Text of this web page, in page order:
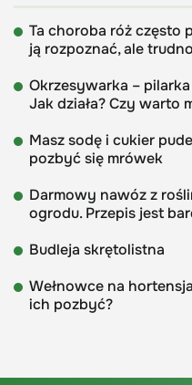
Ta choroba róż często
ją rozpoznać, ale
Okrzesywarka –
Jak działa? Czy warto
Masz sodę i cukier
pozbyć się mrówek
Darmowy nawóz z
ogrodu. Przepis jest
Budleja skrętolistna
Wełnowce na
ich pozbyć?